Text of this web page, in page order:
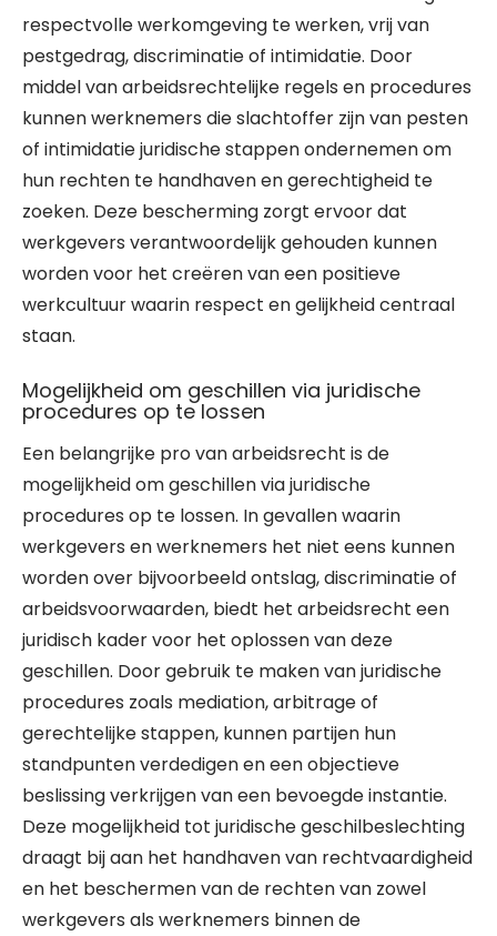
respectvolle werkomgeving te werken, vrij van
pestgedrag, discriminatie of intimidatie. Door
middel van arbeidsrechtelijke regels en procedures
kunnen werknemers die slachtoffer zijn van pesten
of intimidatie juridische stappen ondernemen om
hun rechten te handhaven en gerechtigheid te
zoeken. Deze bescherming zorgt ervoor dat
werkgevers verantwoordelijk gehouden kunnen
worden voor het creëren van een positieve
werkcultuur waarin respect en gelijkheid centraal
staan.
Mogelijkheid om geschillen via juridische
procedures op te lossen
Een belangrijke pro van arbeidsrecht is de
mogelijkheid om geschillen via juridische
procedures op te lossen. In gevallen waarin
werkgevers en werknemers het niet eens kunnen
worden over bijvoorbeeld ontslag, discriminatie of
arbeidsvoorwaarden, biedt het arbeidsrecht een
juridisch kader voor het oplossen van deze
geschillen. Door gebruik te maken van juridische
procedures zoals mediation, arbitrage of
gerechtelijke stappen, kunnen partijen hun
standpunten verdedigen en een objectieve
beslissing verkrijgen van een bevoegde instantie.
Deze mogelijkheid tot juridische geschilbeslechting
draagt bij aan het handhaven van rechtvaardigheid
en het beschermen van de rechten van zowel
werkgevers als werknemers binnen de